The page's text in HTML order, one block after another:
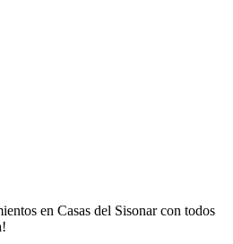
en Casas del Sisonar con todos